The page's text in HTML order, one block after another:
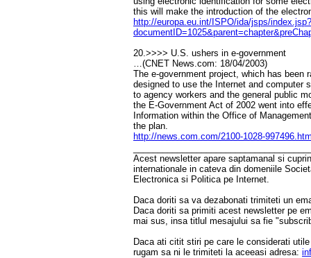
this will make the introduction of the
http://europa.eu.int/ISPO/ida/jsps/
20.>>>> U.S. ushers in e-government
…(CNET News.com: 18/04/2003)
The e-government project, which has been
designed to use the Internet and computer
to agency workers and the general public
the E-Government Act of 2002 went into
Information within the Office of
the plan.
http://news.com.com/2100-1028-
Acest newsletter apare saptamanal si
internationale in cateva din domeniile
Electronica si Politica pe Internet.
Daca doriti sa va dezabonati trimiteti un
Daca doriti sa primiti acest newsletter pe
mai sus, insa titlul mesajului sa fie
Daca ati citit stiri pe care le considerati
rugam sa ni le trimiteti la aceeasi adresa: